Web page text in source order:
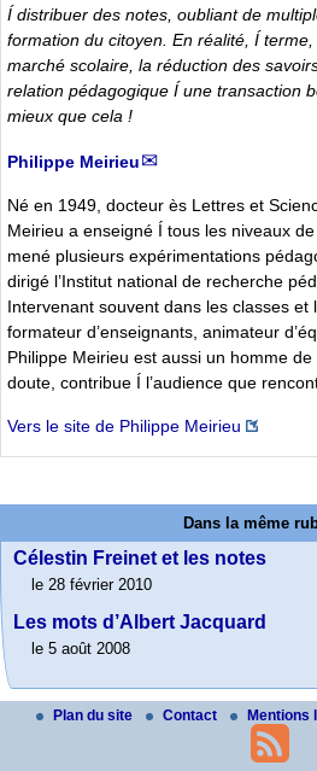
Í distribuer des notes, oubliant de
formation du citoyen. En réalité, Í
marché scolaire, la réduction des
relation pédagogique Í une transaction
mieux que cela !
Philippe Meirieu
Né en 1949, docteur ès Lettres et
Meirieu a enseigné Í tous les niveaux de
mené plusieurs expérimentations
dirigé l’Institut national de recherche
Intervenant souvent dans les classes et
formateur d’enseignants, animateur
Philippe Meirieu est aussi un homme
doute, contribue Í l’audience que
Vers le site de Philippe Meirieu
Dans la même
Célestin Freinet et les notes
le 28 février 2010
Les mots d’Albert Jacquard
le 5 août 2008
Plan du site Contact Mentions